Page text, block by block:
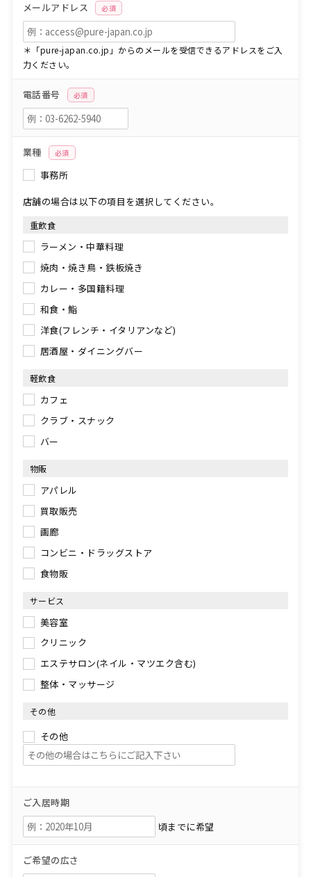
メールアドレス 必須
＊「pure-japan.co.jp」からのメールを受信できるアドレスをご入
力ください。
電話番号 必須
業種 必須
事務所
店舗の場合は以下の項目を選択してください。
重飲食
ラーメン・中華料理
焼肉・焼き鳥・鉄板焼き
カレー・多国籍料理
和食・鮨
洋食(フレンチ・イタリアンなど)
居酒屋・ダイニングバー
軽飲食
カフェ
クラブ・スナック
バー
物販
アパレル
買取販売
画廊
コンビニ・ドラッグストア
食物販
サービス
美容室
クリニック
エステサロン(ネイル・マツエク含む)
整体・マッサージ
その他
その他
ご入居時期
頃までに希望
ご希望の広さ